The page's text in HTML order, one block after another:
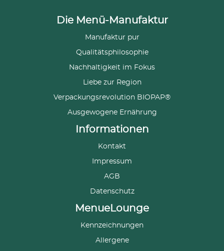
Die Menü-Manufaktur
Manufaktur pur
Qualitätsphilosophie
Nachhaltigkeit im Fokus
Liebe zur Region
Verpackungsrevolution BIOPAP®
Ausgewogene Ernährung
Informationen
Kontakt
Impressum
AGB
Datenschutz
MenueLounge
Kennzeichnungen
Allergene